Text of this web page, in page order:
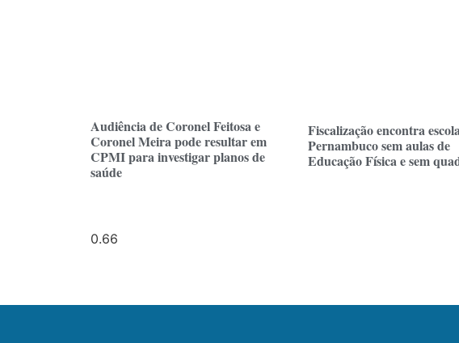
Audiência de Coronel Feitosa e
Coronel Meira pode resultar em
CPMI para investigar planos de
saúde
Fiscalização encontra
Pernambuco sem aulas de
Educação Física e sem